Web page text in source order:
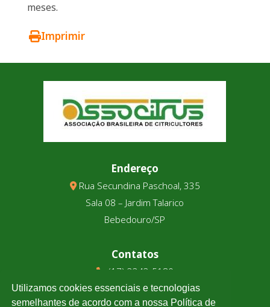
meses.
Imprimir
Endereço
Rua Secundina Paschoal, 335
Sala 08 – Jardim Talarico
Bebedouro/SP
Contatos
(17) 3343-5180
(17) 99123-9831
Utilizamos cookies essenciais e tecnologias
semelhantes de acordo com a nossa Política de